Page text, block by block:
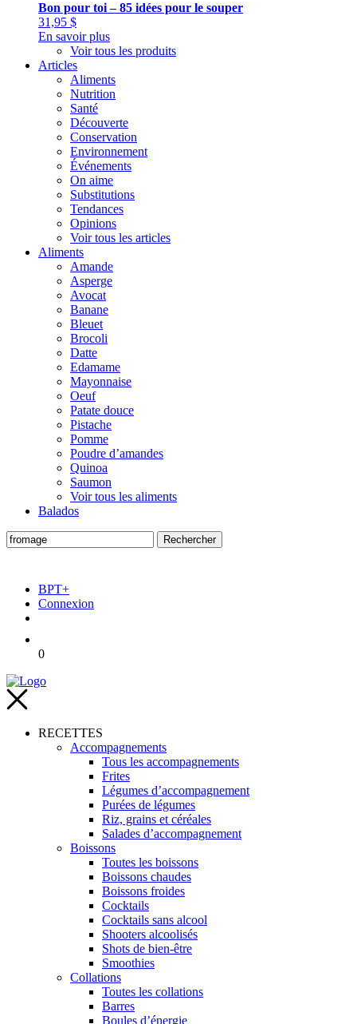
Bon pour toi – 85 idées pour le souper
31,95 $
En savoir plus
Voir tous les produits
Articles
Aliments
Nutrition
Santé
Découverte
Conservation
Environnement
Événements
On aime
Substitutions
Tendances
Opinions
Voir tous les articles
Aliments
Amande
Asperge
Avocat
Banane
Bleuet
Brocoli
Datte
Edamame
Mayonnaise
Oeuf
Patate douce
Pistache
Pomme
Poudre d’amandes
Quinoa
Saumon
Voir tous les aliments
Balados
BPT+
Connexion
0
RECETTES
Accompagnements
Tous les accompagnements
Frites
Légumes d’accompagnement
Purées de légumes
Riz, grains et céréales
Salades d’accompagnement
Boissons
Toutes les boissons
Boissons chaudes
Boissons froides
Cocktails
Cocktails sans alcool
Shooters alcoolisés
Shots de bien-être
Smoothies
Collations
Toutes les collations
Barres
Boules d’énergie